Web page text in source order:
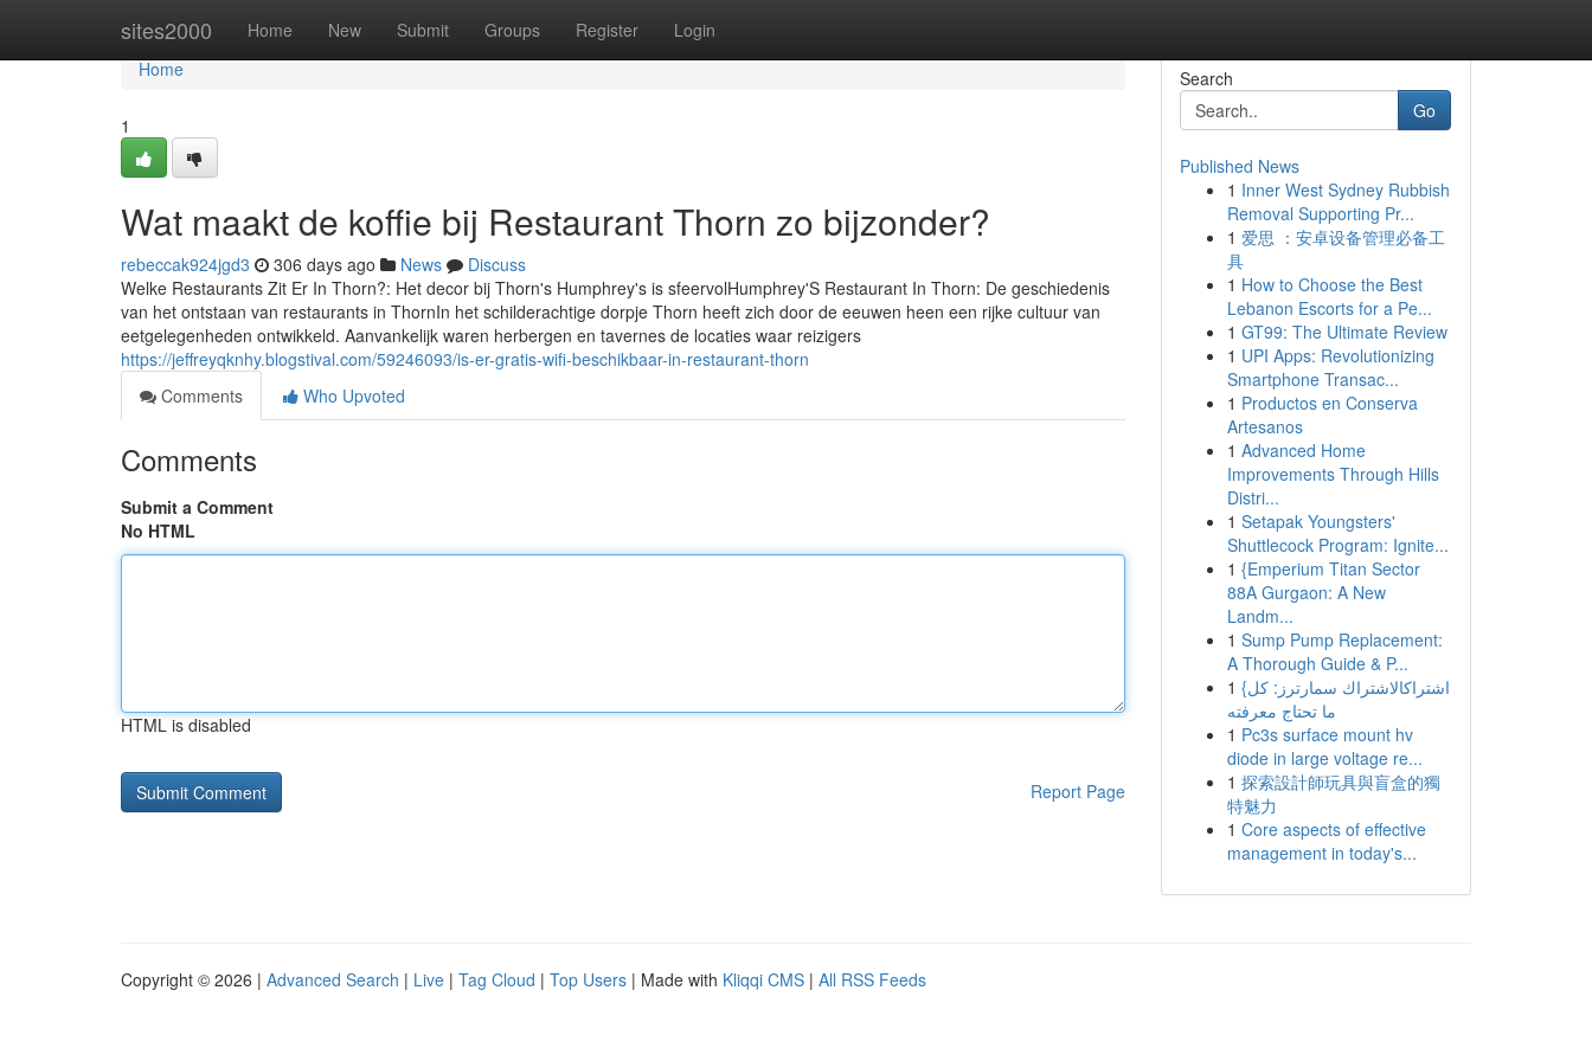
sites2000 Home New Submit Groups Register Login
Home
Home
1
Wat maakt de koffie bij Restaurant Thorn zo bijzonder?
rebeccak924jgd3 306 days ago News
Discuss
Welke Restaurants Zit Er In Thorn?: Het decor bij Thorn's Humphrey's is sfeervolHumphrey'S Restaurant In Thorn: De geschiedenis
van het ontstaan van restaurants in ThornIn het schilderachtige dorpje Thorn heeft zich door de eeuwen heen een rijke cultuur van
eetgelegenheden ontwikkeld. Aanvankelijk waren herbergen en tavernes de locaties waar reizigers
https://jeffreyqknhy.blogstival.com/59246093/is-er-gratis-wifi-beschikbaar-in-restaurant-thorn
Comments
Who Upvoted
Comments
Submit a Comment
No HTML
HTML is disabled
Report Page
Search
Go
Published News
1 Inner West Sydney Rubbish
Removal Supporting Pr...
1 爱思 ：安卓设备管理必备工
具
1 How to Choose the Best
Lebanon Escorts for a Pe...
1 GT99: The Ultimate Review
1 UPI Apps: Revolutionizing
Smartphone Transac...
1 Productos en Conserva
Artesanos
1 Advanced Home
Improvements Through Hills
Distri...
1 Setapak Youngsters'
Shuttlecock Program: Ignite...
1 {Emperium Titan Sector
88A Gurgaon: A New
Landm...
1 Sump Pump Replacement:
A Thorough Guide & P...
1 {اشتراكالاشتراك سمارترز: كل
ما تحتاج معرفته
1 Pc3s surface mount hv
diode in large voltage re...
1 探索設計師玩具與盲盒的獨
特魅力
1 Core aspects of effective
management in today's...
Copyright © 2026 | Advanced Search | Live | Tag Cloud | Top Users | Made with Kliqqi CMS | All RSS Feeds